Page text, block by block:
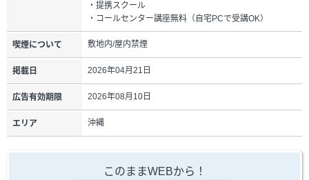
・提携スクール
・コールセンター講座無料（自宅PCで受講OK）
喫煙について 敷地内/屋内禁煙
掲載日 2026年04月21日
広告有効期限 2026年08月10日
エリア 沖縄
このままWEBから！